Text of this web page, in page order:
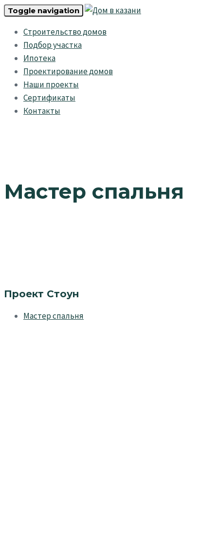
Skip
Skip
primary
navigation
Skip
content
Toggle navigation
Строительство домов
Подбор участка
Ипотека
Проектирование домов
Наши проекты
Сертификаты
Контакты
Мастер спальня
Проект Стоун
Мастер спальня